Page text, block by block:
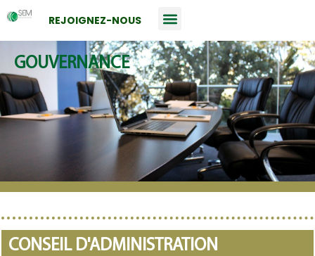
REJOIGNEZ-NOUS
GOUVERNANCE
CONSEIL D'ADMINISTRATION